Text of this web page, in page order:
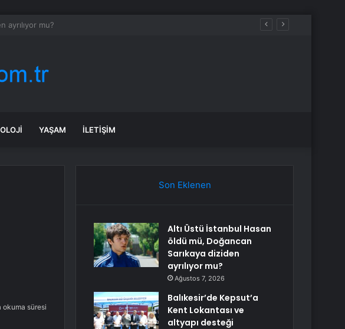
YAŞAM İLETIŞIM
okuma süresi
Son Eklenen
Altı Üstü İstanbul Hasan
öldü mü, Doğancan
Sarıkaya diziden
ayrılıyor mu?
Ağustos 7, 2026
Balıkesir’de Kepsut’a
Kent Lokantası ve
altyapı desteği